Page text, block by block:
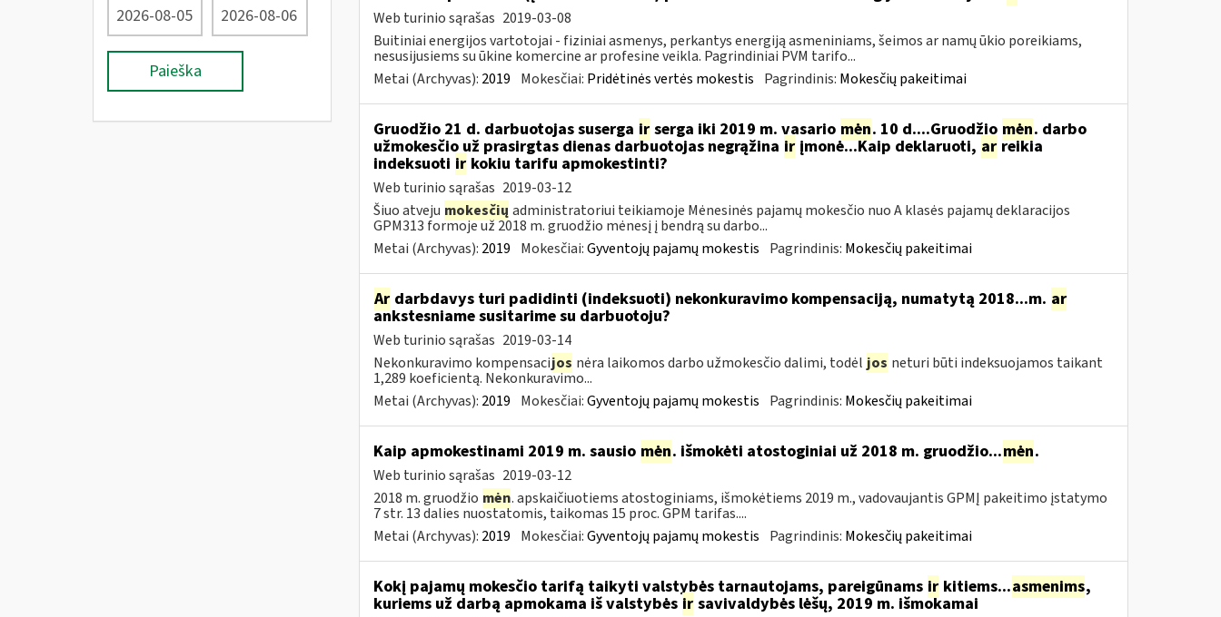
Paieška
Web turinio sąrašas 2019-03-08
Buitiniai energijos vartotojai - fiziniai asmenys, perkantys energiją asmeniniams, šeimos ar namų ūkio poreikiams,
nesusijusiems su ūkine komercine ar profesine veikla. Pagrindiniai PVM tarifo...
Metai (Archyvas): 2019 Mokesčiai: Pridėtinės vertės mokestis Pagrindinis: Mokesčių pakeitimai
Gruodžio 21 d. darbuotojas suserga irserga iki 2019 m. vasario mėn. 10 d....Gruodžio mėn. darbo
užmokesčio už prasirgtas dienas darbuotojas negrąžina irįmonė...Kaip deklaruoti, arreikia
indeksuoti irkokiu tarifu apmokestinti?
Web turinio sąrašas 2019-03-12
Šiuo atveju mokesčių administratoriui teikiamoje Mėnesinės pajamų mokesčio nuo A klasės pajamų deklaracijos
GPM313 formoje už 2018 m. gruodžio mėnesį į bendrą su darbo...
Metai (Archyvas): 2019 Mokesčiai:Gyventojų pajamų mokestis Pagrindinis: Mokesčių pakeitimai
Ardarbdavys turi padidinti (indeksuoti) nekonkuravimo kompensaciją, numatytą 2018...m. ar
ankstesniame susitarime su darbuotoju?
Web turinio sąrašas 2019-03-14
Nekonkuravimo kompensacijos nėra laikomos darbo užmokesčio dalimi, todėl jos neturi būti indeksuojamos taikant
1,289 koeficientą. Nekonkuravimo...
Metai (Archyvas): 2019 Mokesčiai:Gyventojų pajamų mokestis Pagrindinis: Mokesčių pakeitimai
Kaip apmokestinami 2019 m. sausio mėn. išmokėti atostoginiai už 2018 m. gruodžio...mėn.
Web turinio sąrašas 2019-03-12
2018 m. gruodžio mėn. apskaičiuotiems atostoginiams, išmokėtiems 2019 m., vadovaujantis GPMĮ pakeitimo įstatymo
7 str. 13 dalies nuostatomis, taikomas 15 proc. GPM tarifas....
Metai (Archyvas): 2019 Mokesčiai:Gyventojų pajamų mokestis Pagrindinis: Mokesčių pakeitimai
Kokį pajamų mokesčio tarifą taikyti valstybės tarnautojams, pareigūnams irkitiems...asmenims,
kuriems už darbą apmokama iš valstybės irsavivaldybės lėšų, 2019 m. išmokamai